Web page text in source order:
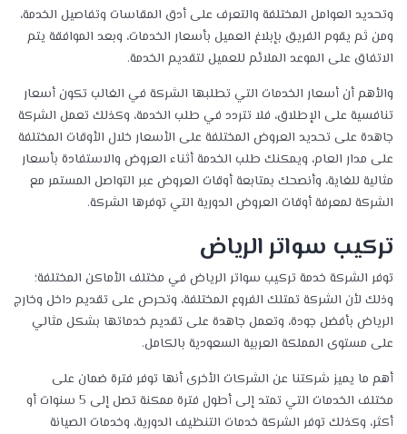
وتحديد العوامل المختلفة والتعرف على أدق المقاسات وتفاصيل الخدمة،
ومن ثم يقوم الفريق بإبلاغ العميل بأسعار الخدمات، وبعد الموافقة يتم
الاتفاق على الموعد الملائم للعميل لتقديم الخدمة.
والأهم أن أسعار الخدمات التي تطلبها الشركة في الغالب تكون أسعار
تنافسية على الإطلاق، فلا تتردد في طلب الخدمة، وكذلك تعمل الشركة
جاهدة على تحديد العروض المختلفة على الأسعار خلال الأوقات المختلفة
على مدار العام، ويمكنك طلب الخدمة أثناء العروض والاستفادة بأسعار
مثالية للغاية، وأنصحك بمتابعة أوقات العروض عبر التواصل المستمر مع
الشركة لمعرفة أوقات العروض الدورية التي توفرها الشركة.
تركيب سواتر الرياض
توفر الشركة خدمة تركيب سواتر الرياض في مختلف الأماكن المختلفة؛
وذلك لأن الشركة تمتلك الفروع المختلفة، وتحرص على تقديم داخل وخارج
الرياض بأفضل جودة، وتعمل جاهدة على تقديم خدماتها بشكل مثالي
على مستوى المملكة العربية السعودية بالكامل.
أهم ما يميز شركتنا عن الشركات الأخرى أنها توفر فترة ضمان على
مختلف الخدمات التي تمتد إلى أطول فترة ممكنة تصل إلى 5 سنوات أو
أكثر، وكذلك توفر الشركة خدمات التنظيف الدورية، وخدمات الصيانة